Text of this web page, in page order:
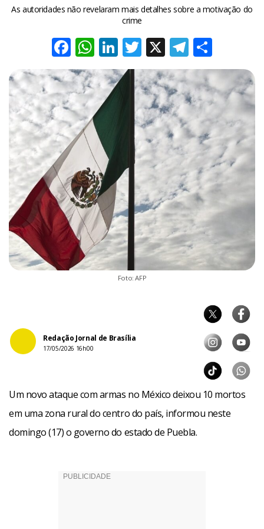
As autoridades não revelaram mais detalhes sobre a motivação do
crime
Facebook
WhatsApp
LinkedIn
Twitter
X
Foto: AFP
Redação Jornal de Brasília
17/05/2026 16h00
Um novo ataque com armas no México deixou 10 mortos
em uma zona rural do centro do país, informou neste
domingo (17) o governo do estado de Puebla.